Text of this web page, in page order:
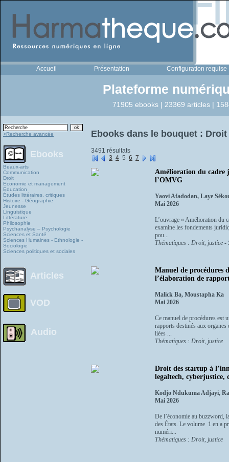
Accueil Présentation Configuration requise
Plateforme
71905 ebooks | 23369 articles |
>Recherche avancée
Ebooks
Beaux-arts
Communication
Droit
Economie et management
Education
Études littéraires, critiques
Histoire - Géographie
Jeunesse
Linguistique
Littérature
Philosophie
Psychanalyse – Psychologie
Sciences et Santé
Sciences Humaines - Ethnologie -
Sociologie
Sciences politiques et sociales
Articles
VOD
Audio
Ebooks dans le bouquet : Droit
3491 résultats
3 4 5 6 7
Amélioration du cadre
l’OMVG
Yaovi Afadodan, Laye
Mai 2026
L’ouvrage « Amélioration du
examine les fondements
pou...
Thématiques : Droit, justice -
Manuel de procédures
l’élaboration de
Malick Ba, Moustapha Ka
Mai 2026
Ce manuel de procédures est
rapports destinés aux
liées ...
Thématiques : Droit, justice
Droit des startup à
legaltech, cyberjustice,
Kodjo Ndukuma Adjayi,
Mai 2026
De l’économie au buzzword,
des États. Le volume 1 en a
numéri...
Thématiques : Droit, justice